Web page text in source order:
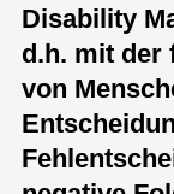
Disability
d.h. mit der
von